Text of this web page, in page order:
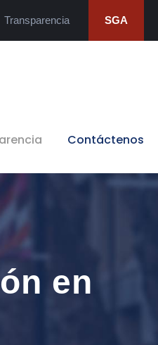
Transparencia SGA
Contáctenos
en